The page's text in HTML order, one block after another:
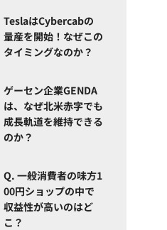
TeslaはCybercabの
量産を開始！なぜこの
タイミングなのか？
ゲーセン企業GENDA
は、なぜ北米赤字でも
成長軌道を維持できる
のか？
Q. 一般消費者の味方1
00円ショップの中で
収益性が高いのはど
こ？